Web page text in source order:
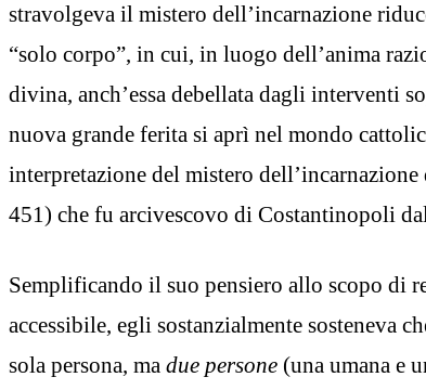
stravolgeva il mistero dell’incarnazione
“solo corpo”, in cui, in luogo dell’anima
divina, anch’essa debellata dagli interventi
nuova grande ferita si aprì nel mondo
interpretazione del mistero
451) che fu arcivescovo di Costantinopoli
Semplificando il suo pensiero allo scopo di
accessibile, egli sostanzialmente sosteneva
sola persona, ma due persone (una umana e